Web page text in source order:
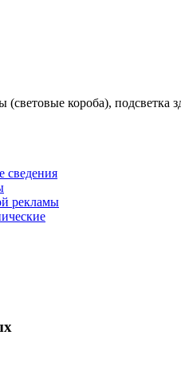
короба), подсветка
сведения
рекламы